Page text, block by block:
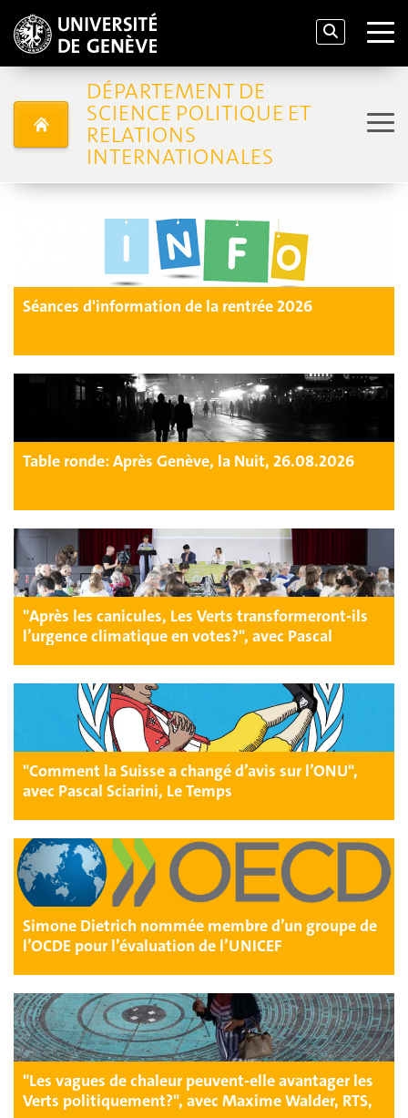
DÉPARTEMENT DE
SCIENCE POLITIQUE ET
RELATIONS
INTERNATIONALES
Séances d'information de la rentrée 2026
Table ronde: Après Genève, la Nuit, 26.08.2026
"Après les canicules, Les Verts transformeront-ils
l’urgence climatique en votes?", avec Pascal
"Comment la Suisse a changé d’avis sur l’ONU",
avec Pascal Sciarini, Le Temps
Simone Dietrich nommée membre d’un groupe de
l’OCDE pour l’évaluation de l’UNICEF
"Les vagues de chaleur peuvent-elle avantager les
Verts politiquement?", avec Maxime Walder, RTS,